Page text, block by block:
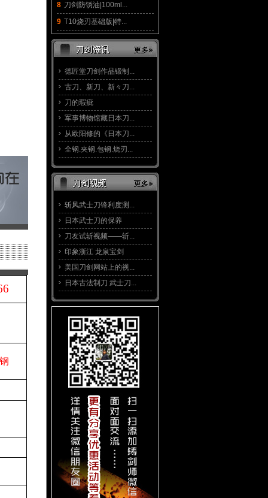
8 刀剑防锈油|100ml...
9 T10烧刃基础版|特...
德匠堂刀剑作品锻制...
古刀、新刀、新々刀...
刀的瑕疵
军事博物馆藏日本刀...
从欧阳修的《日本刀...
全钢.夹钢.包钢.烧刃...
斩风武士刀锋利度测...
日本武士刀的保养
刀友试斩视频——斩...
印象浙江 龙泉宝剑
美国刀剑网站上的视...
日本古法制刀 武士刀...